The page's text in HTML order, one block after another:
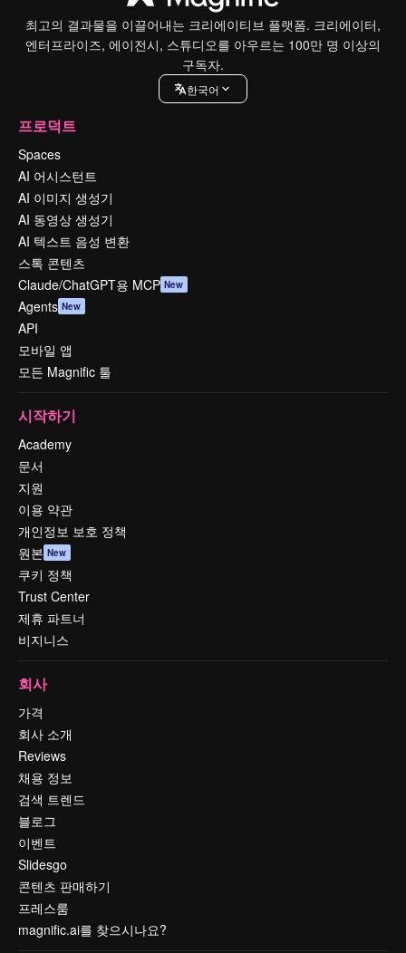
최고의 결과물을 이끌어내는 크리에이티브 플랫폼. 크리에이터,
엔터프라이즈, 에이전시, 스튜디오를 아우르는 100만 명 이상의
구독자.
한국어
프로덕트
Spaces
AI 어시스턴트
AI 이미지 생성기
AI 동영상 생성기
AI 텍스트 음성 변환
스톡 콘텐츠
Claude/ChatGPT용 MCP New
Agents New
API
모바일 앱
모든 Magnific 툴
시작하기
Academy
문서
지원
이용 약관
개인정보 보호 정책
원본 New
쿠키 정책
Trust Center
제휴 파트너
비지니스
회사
가격
회사 소개
Reviews
채용 정보
검색 트렌드
블로그
이벤트
Slidesgo
콘텐츠 판매하기
프레스룸
magnific.ai를 찾으시나요?